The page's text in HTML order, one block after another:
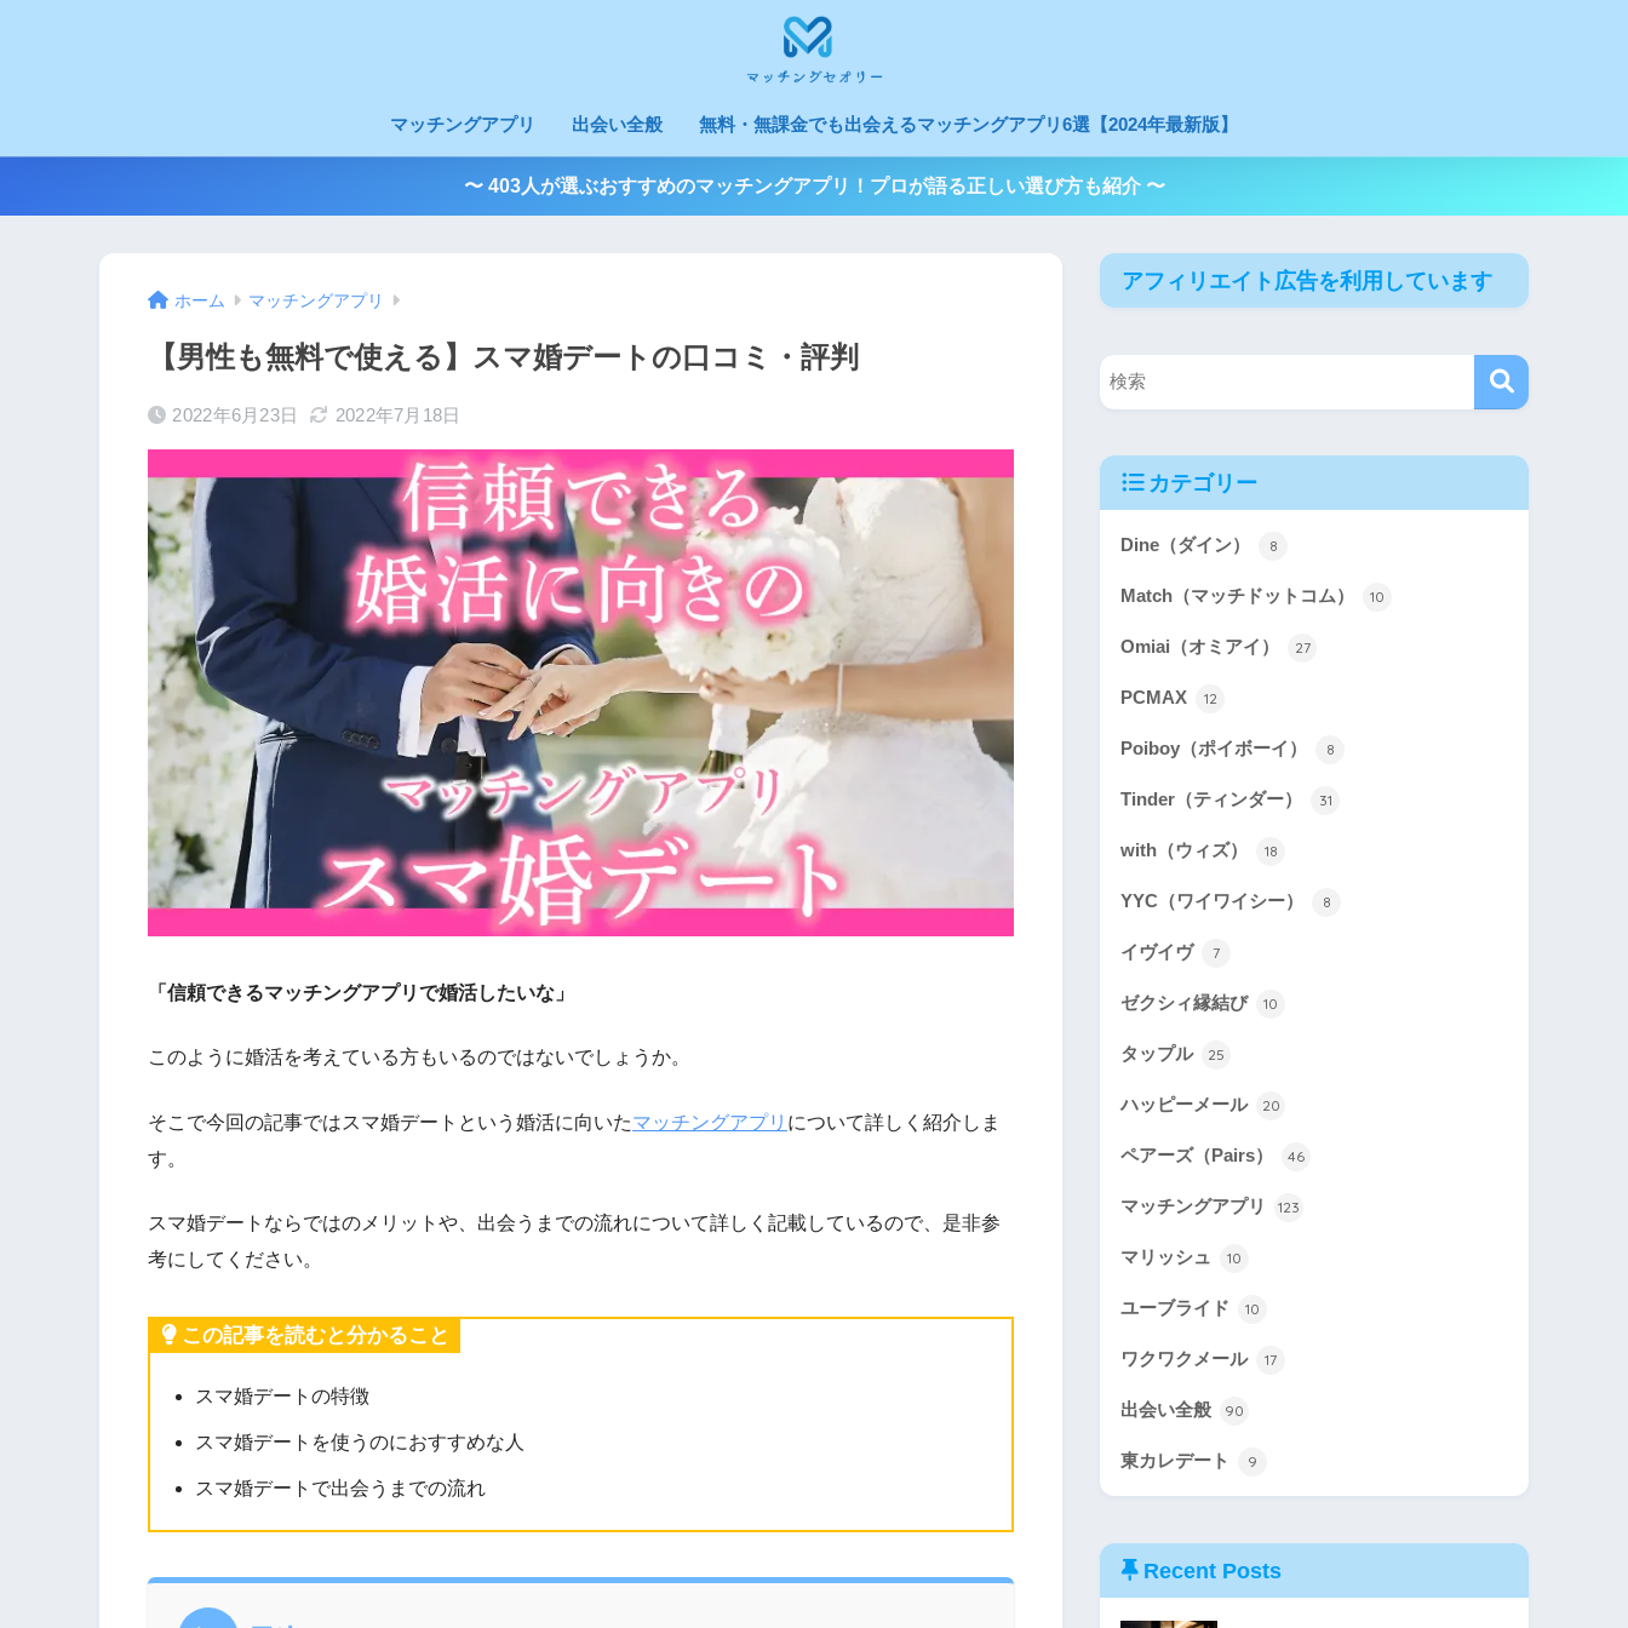
マッチングアプリ 出会い全般 無料・無課金でも出会えるマッチングアプリ6選【2024年最新版】
〜 403人が選ぶおすすめのマッチングアプリ！プロが語る正しい選び方も紹介 〜
ホーム マッチングアプリ
【男性も無料で使える】スマ婚デートの口コミ・評判
2022年6月23日 2022年7月18日
「信頼できるマッチングアプリで婚活したいな」
このように婚活を考えている方もいるのではないでしょうか。
そこで今回の記事ではスマ婚デートという婚活に向いたマッチングアプリ について詳しく紹介しま
す。
スマ婚デートならではのメリットや、出会うまでの流れについて詳しく記載しているので、是非参
考にしてください。
この記事を読むと分かること
スマ婚デートの特徴
スマ婚デートを使うのにおすすめな人
スマ婚デートで出会うまでの流れ
アフィリエイト広告を利用しています
カテゴリー
Dine（ダイン） 8
Match（マッチドットコム） 10
Omiai（オミアイ） 27
PCMAX 12
Poiboy（ポイボーイ） 8
Tinder（ティンダー） 31
with（ウィズ） 18
YYC（ワイワイシー） 8
イヴイヴ 7
ゼクシィ縁結び 10
タップル 25
ハッピーメール 20
ペアーズ（Pairs） 46
マッチングアプリ 123
マリッシュ 10
ユーブライド 10
ワクワクメール 17
出会い全般 90
東カレデート 9
Recent Posts